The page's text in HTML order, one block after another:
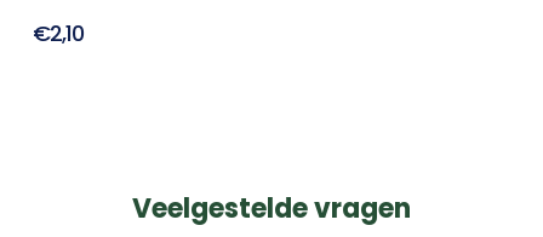
€2,10
Veelgestelde vragen